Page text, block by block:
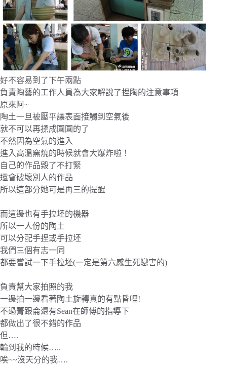
好不容易到了下午兩點
負責陶藝的工作人員為大家解說了捏陶的注意事項
原來阿~
陶土一旦被壓平讓表面接觸到空氣後
就不可以再揉成圓圓的了
不然因為空氣的進入
進入高溫窯燒的時候就會大爆炸啦！
自己的作品毀了不打緊
還會破壞別人的作品
所以這部分她可是再三的提醒
而這邊也有手拉坯的機器
所以一人份的陶土
可以分配手捏或手拉坯
我們三個有志一同
都要嘗試一下手拉坯(一定是第六感生死戀害的)
負責幫大家拍照的我
一邊拍一邊看著陶土旋轉真的有點昏哩!
不過菁跟侖還有Sean在師傅的指導下
都做出了很不錯的作品
但….
輪到我的時候…..
唉~~沒天分的我….